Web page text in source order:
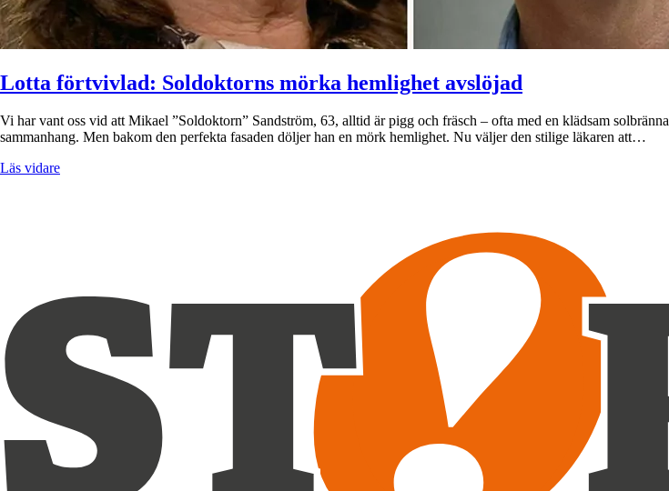
Lotta förtvivlad: Soldoktorns mörka hemlighet avslöjad
Vi har vant oss vid att Mikael ”Soldoktorn” Sandström, 63, alltid är pigg och fräsch – ofta med en klädsam
sammanhang. Men bakom den perfekta fasaden döljer han en mörk hemlighet. Nu väljer den stilige läkaren att…
Läs vidare